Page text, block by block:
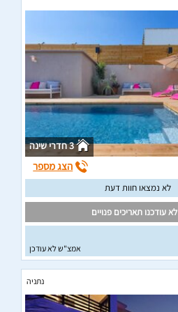
3 חדרי שינה
הצג מספר
לא נמצאו חוות דעת
לא עודכנו תאריכים פנויים
אמצ"ש לא עודכן
נתניה